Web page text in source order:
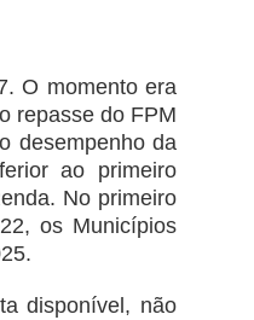
O momento era
repasse do FPM
desempenho da
ao primeiro
No primeiro
os Municípios
disponível, não